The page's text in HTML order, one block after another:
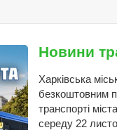
Новини
Харківська
безкоштовним
транспорті
середу 22